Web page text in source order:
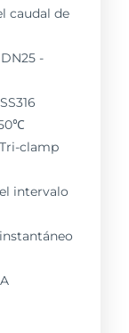
caudal de
-
clamp
intervalo